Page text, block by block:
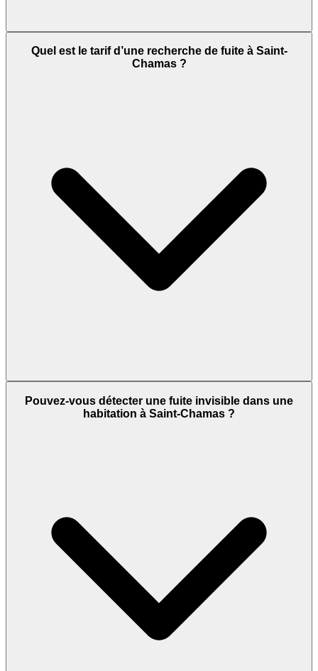
Quel est le tarif d’une recherche de fuite à Saint-
Chamas ?
Pouvez-vous détecter une fuite invisible dans une
habitation à Saint-Chamas ?